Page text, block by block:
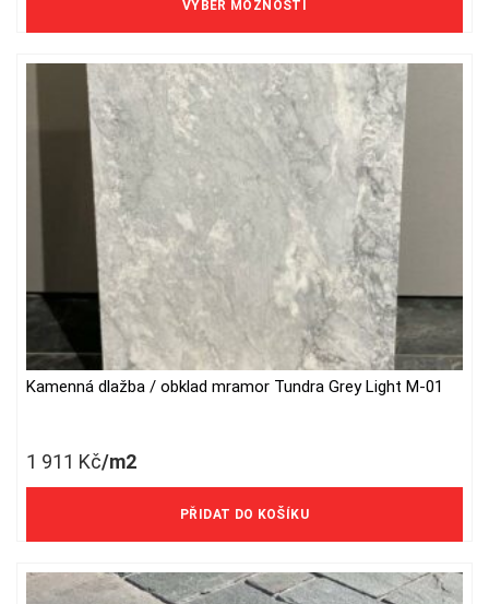
VÝBĚR MOŽNOSTÍ
be
Kamenná dlažba / obklad mramor Tundra Grey Light M-01
1 911 Kč/m2
1 579 Kč/m2 bez DPH
PŘIDAT DO KOŠÍKU